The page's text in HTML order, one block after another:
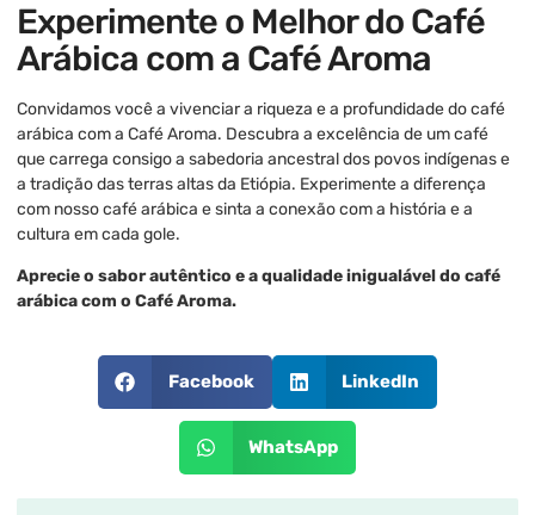
Experimente o Melhor do Café
Arábica com a Café Aroma
Convidamos você a vivenciar a riqueza e a profundidade do café
arábica com a Café Aroma. Descubra a excelência de um café
que carrega consigo a sabedoria ancestral dos povos indígenas e
a tradição das terras altas da Etiópia. Experimente a diferença
com nosso café arábica e sinta a conexão com a história e a
cultura em cada gole.
Aprecie o sabor autêntico e a qualidade inigualável do café
arábica com o Café Aroma.
Facebook LinkedIn
WhatsApp